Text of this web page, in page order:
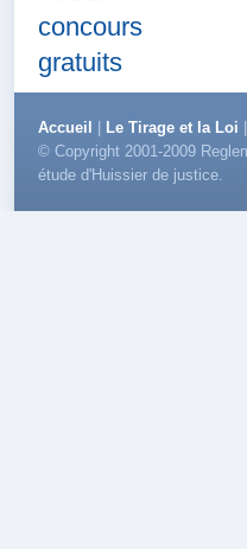
TVA 20%)
Accueil Le Tirage et la Loi
© Copyright 2001-2009
étude d'Huissier de justice.